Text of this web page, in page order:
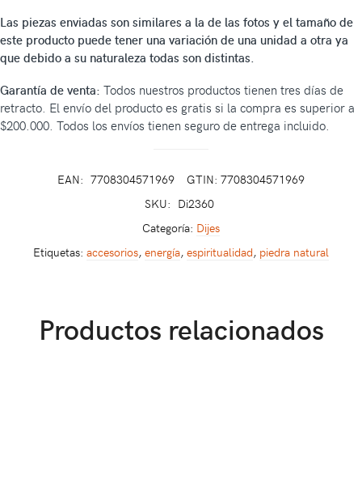
Las piezas enviadas son similares a la de las fotos y el tamaño de
este producto puede tener una variación de una unidad a otra ya
que debido a su naturaleza todas son distintas.
Garantía de venta: Todos nuestros productos tienen tres días de
retracto. El envío del producto es gratis si la compra es superior a
$200.000. Todos los envíos tienen seguro de entrega incluido.
EAN: 7708304571969
GTIN: 7708304571969
SKU: Di2360
Categoría: Dijes
Etiquetas: accesorios, energía, espiritualidad, piedra natural
Productos relacionados